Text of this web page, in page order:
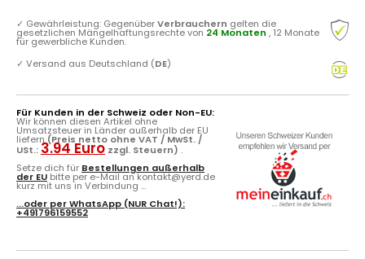
✓ Gewährleistung: GegenüberVerbrauchern gelten die
gesetzlichen Mängelhaftungsrechte von 24 Monaten , 12 Monate
für gewerbliche Kunden.
✓ Versand aus Deutschland (DE)
Für Kunden in der Schweiz oder Non-EU:
Wir können diesen Artikel ohne
Umsatzsteuer in Länder außerhalb der EU
liefern(Preis netto ohne VAT / MwSt. /
USt.: 3.94 Euro zzgl. Steuern) .
Setze dich für Bestellungen außerhalb
der EU bitte per e-Mail an kontakt@yerd.de
kurz mit uns in Verbindung ...
...oder perWhatsApp (NUR Chat!):
+491796159552